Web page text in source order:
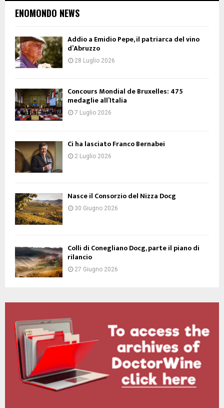
ENOMONDO NEWS
Addio a Emidio Pepe, il patriarca del vino
d’Abruzzo
28 Luglio 2026
Concours Mondial de Bruxelles: 475
medaglie all’Italia
7 Luglio 2026
Ci ha lasciato Franco Bernabei
2 Luglio 2026
Nasce il Consorzio del Nizza Docg
30 Giugno 2026
Colli di Conegliano Docg, parte il piano di
rilancio
27 Giugno 2026